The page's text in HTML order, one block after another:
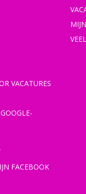
VACATURES
FACEBOOK